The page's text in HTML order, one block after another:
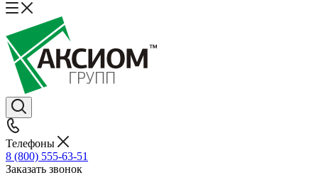
Телефоны
8 (800) 555-63-51
Заказать звонок